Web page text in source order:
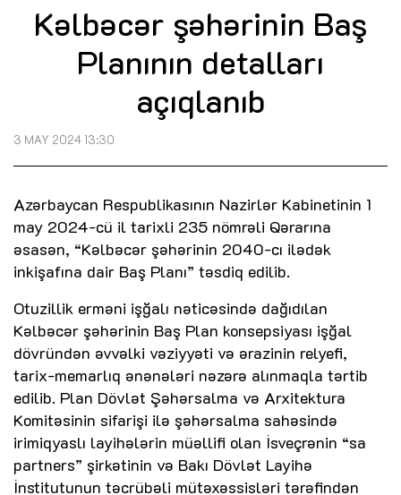
Kəlbəcər şəhərinin Baş
Planının detalları
açıqlanıb
3 MAY 2024 13:30
Azərbaycan Respublikasının Nazirlər Kabinetinin 1
may 2024-cü il tarixli 235 nömrəli Qərarına
əsasən, “Kəlbəcər şəhərinin 2040-cı ilədək
inkişafına dair Baş Planı” təsdiq edilib.
Otuzillik erməni işğalı nəticəsində dağıdılan
Kəlbəcər şəhərinin Baş Plan konsepsiyası işğal
dövründən əvvəlki vəziyyəti və ərazinin relyefi,
tarix-memarlıq ənənələri nəzərə alınmaqla tərtib
edilib. Plan Dövlət Şəhərsalma və Arxitektura
Komitəsinin sifarişi ilə şəhərsalma sahəsində
irimiqyaslı layihələrin müəllifi olan İsveçrənin “sa
partners” şirkətinin və Bakı Dövlət Layihə
İnstitutunun təcrübəli mütəxəssisləri tərəfindən